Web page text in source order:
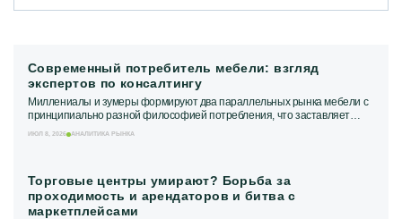
Современный потребитель мебели: взгляд
экспертов по консалтингу
Миллениалы и зумеры формируют два параллельных рынка мебели с
принципиально разной философией потребления, что заставляет
производителей пересматривать и...
ИЮЛ 8, 2026 АНАЛИТИКА РЫНКА
Торговые центры умирают? Борьба за
проходимость и арендаторов и битва с
маркетплейсами